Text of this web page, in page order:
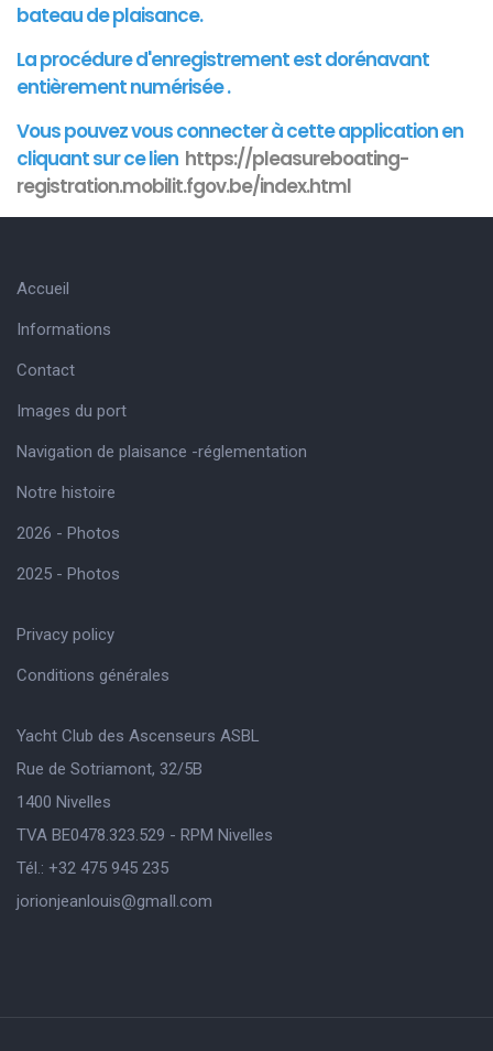
bateau de plaisance.
La procédure d'enregistrement est dorénavant
entièrement numérisée .
Vous pouvez vous connecter à cetteapplicationen
cliquant sur ce lien https://pleasureboating-
registration.mobilit.fgov.be/index.html
Accueil
Informations
Contact
Images du port
Navigation de plaisance -réglementation
Notre histoire
2026 - Photos
2025 - Photos
Privacy policy
Conditions générales
Yacht Club des Ascenseurs ASBL
Rue de Sotriamont, 32/5B
1400 Nivelles
TVA BE0478.323.529 - RPM Nivelles
Tél.: +32 475 945 235
jorionjeanlouis@gmaIl.com